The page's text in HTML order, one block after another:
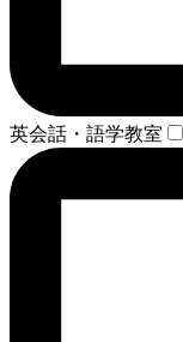
英会話・語学教室